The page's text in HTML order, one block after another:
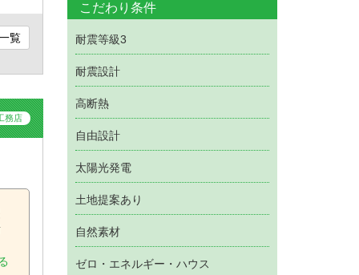
覧
務店
こだわり条件
耐震等級3
耐震設計
高断熱
自由設計
太陽光発電
土地提案あり
自然素材
ゼロ・エネルギー・ハウス